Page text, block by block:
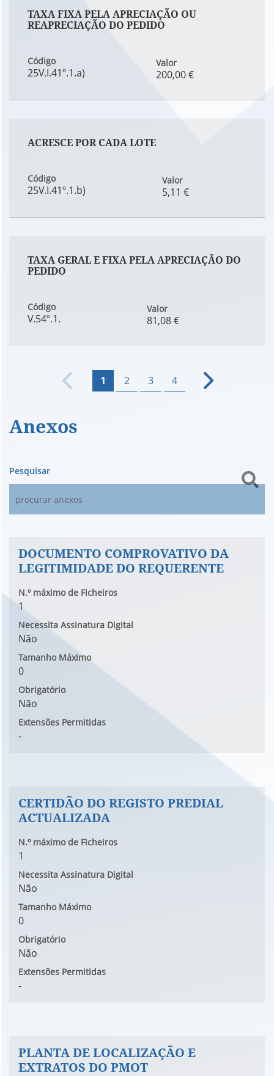
Código
25V.I.41º.1.a)
TAXA FIXA PELA APRECIAÇÃO OU
REAPRECIAÇÃO DO PEDIDO
Valor
200,00 €
Código
25V.I.41º.1.b)
ACRESCE POR CADA LOTE
Valor
5,11 €
Código
V.54º.1.
TAXA GERAL E FIXA PELA APRECIAÇÃO DO
PEDIDO
Valor
81,08 €
1 2 3 4
Anexos
Pesquisar
DOCUMENTO COMPROVATIVO DA
LEGITIMIDADE DO REQUERENTE
N.º máximo de Ficheiros
1
Necessita Assinatura Digital
Não
Tamanho Máximo
0
Obrigatório
Não
Extensões Permitidas
-
CERTIDÃO DO REGISTO PREDIAL
ACTUALIZADA
N.º máximo de Ficheiros
1
Necessita Assinatura Digital
Não
Tamanho Máximo
0
Obrigatório
Não
Extensões Permitidas
-
PLANTA DE LOCALIZAÇÃO E
EXTRATOS DO PMOT